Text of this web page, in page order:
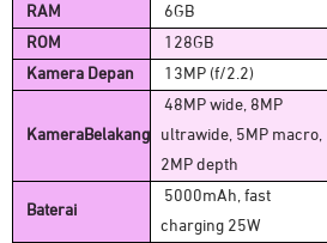
RAM
6GB
ROM
128GB
Kamera Depan
13MP (f/2.2)
KameraBelakang
48MP wide, 8MP
ultrawide, 5MP macro,
2MP depth
Baterai
5000mAh, fast
charging 25W